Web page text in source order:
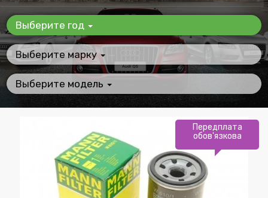
Выберите год
Выберите марку
Выберите модель
Передплата
обов'язкова